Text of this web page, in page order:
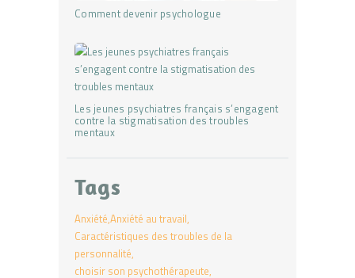
Comment devenir psychologue
Les jeunes psychiatres français s’engagent
contre la stigmatisation des troubles
mentaux
Tags
Anxiété Anxiété au travail
Caractéristiques des troubles de la
personnalité
choisir son psychothérapeute